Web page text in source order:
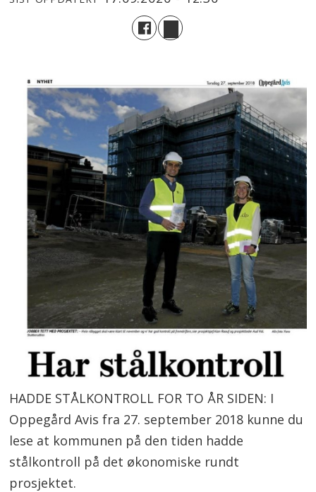
HADDE STÅLKONTROLL FOR TO ÅR SIDEN: I
Oppegård Avis fra 27. september 2018 kunne du
lese at kommunen på den tiden hadde
stålkontroll på det økonomiske rundt
prosjektet.